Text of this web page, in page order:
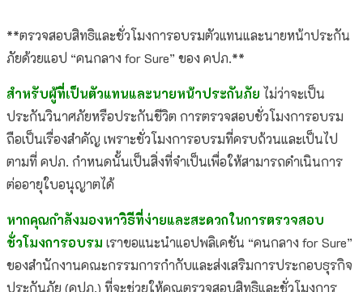
**ตรวจสอบสิทธิและชั่วโมงการอบรมตัวแทนและนายหน้าประกัน
ภัยด้วยแอป “คนกลาง for Sure” ของ คปภ.**
สำหรับผู้ที่เป็นตัวแทนและนายหน้าประกันภัย ไม่ว่าจะเป็น
ประกันวินาศภัยหรือประกันชีวิต การตรวจสอบชั่วโมงการอบรม
ถือเป็นเรื่องสำคัญ เพราะชั่วโมงการอบรมที่ครบถ้วนและเป็นไป
ตามที่ คปภ. กำหนดนั้นเป็นสิ่งที่จำเป็นเพื่อให้สามารถดำเนินการ
ต่ออายุใบอนุญาตได้
หากคุณกำลังมองหาวิธีที่ง่ายและสะดวกในการตรวจสอบ
ชั่วโมงการอบรม เราขอแนะนำแอปพลิเคชัน “คนกลาง for Sure”
ของสำนักงานคณะกรรมการกำกับและส่งเสริมการประกอบธุรกิจ
ประกันภัย (คปภ.) ที่จะช่วยให้คุณตรวจสอบสิทธิและชั่วโมงการ